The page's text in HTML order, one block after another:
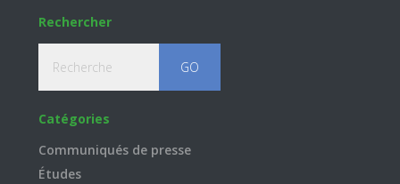
Rechercher
Catégories
Communiqués de presse
Études